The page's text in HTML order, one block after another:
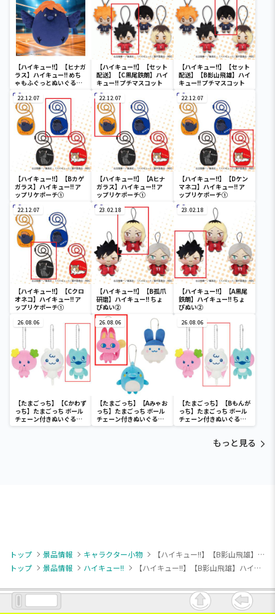
【ハイキュー!!】【ヒナガ
ラス】ハイキュー!! めち
ゃもふぐっとぬいぐるみ
～ヒナガラス～
【ハイキュー!!】【セット
配送】【C黒尾鉄朗】ハイ
キュー!! プチマスコット
【ハイキュー!!】【セット
配送】【B影山飛雄】ハイ
キュー!! プチマスコット
22.12.07
【ハイキュー!!】【Bカゲ
ガラス】ハイキュー!! ア
ップリケポーチ①
22.12.07
【ハイキュー!!】【Aヒナ
ガラス】ハイキュー!! ア
ップリケポーチ①
22.12.07
【ハイキュー!!】【Dケン
マネコ】ハイキュー!! ア
ップリケポーチ①
22.12.07
【ハイキュー!!】【Cクロ
オネコ】ハイキュー!! ア
ップリケポーチ①
23.02.18
【ハイキュー!!】【B孤爪
研磨】ハイキュー!! ちょ
ぴぬい②
23.02.18
【ハイキュー!!】【A黒尾
鉄朗】ハイキュー!! ちょ
ぴぬい②
26.08.06
【たまごっち】【Cかわず
っち】たまごっち ボール
チェーン付きぬいぐるみ
～Tamagotchi
26.08.06
【たまごっち】【Aみゃお
っち】たまごっち ボール
チェーン付きぬいぐるみ
～Tamagotchi
26.08.06
【たまごっち】【Bもんが
っち】たまごっち ボール
チェーン付きぬいぐるみ
～Tamagotchi
もっと見る
トップ 景品情報 キャラクター小物
【ハイキュー!!】【B影山飛雄】ハイキュー!! プチっとのりマスvol.1
トップ
景品情報 ハイキュー!! 【ハイキュー!!】【B影山飛雄】ハイキュー!! プチっとのりマスvol.1